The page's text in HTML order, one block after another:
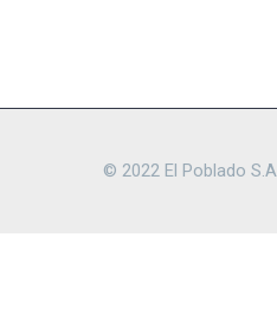
© 2022 El Poblado S.A.